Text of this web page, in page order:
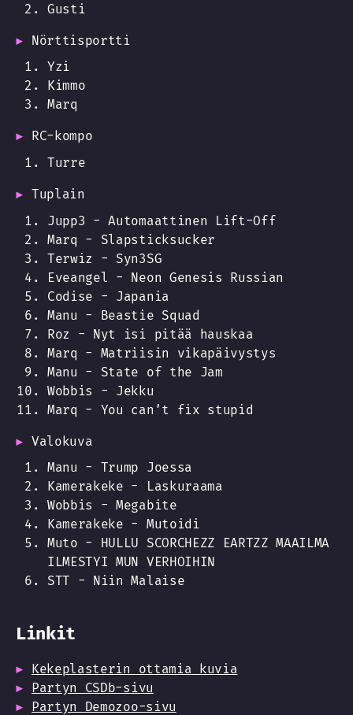
Gusti
Nörttisportti
Yzi
Kimmo
Marq
RC-kompo
Turre
Tuplain
Jupp3 - Automaattinen Lift-Off
Marq - Slapsticksucker
Terwiz - Syn3SG
Eveangel - Neon Genesis Russian
Codise - Japania
Manu - Beastie Squad
Roz - Nyt isi pitää hauskaa
Marq - Matriisin vikapäivystys
Manu - State of the Jam
Wobbis - Jekku
Marq - You can’t fix stupid
Valokuva
Manu - Trump Joessa
Kamerakeke - Laskuraama
Wobbis - Megabite
Kamerakeke - Mutoidi
Muto - HULLU SCORCHEZZ EARTZZ MAAILMA
ILMESTYI MUN VERHOIHIN
STT - Niin Malaise
Linkit
Kekeplasterin ottamia kuvia
Partyn CSDb-sivu
Partyn Demozoo-sivu